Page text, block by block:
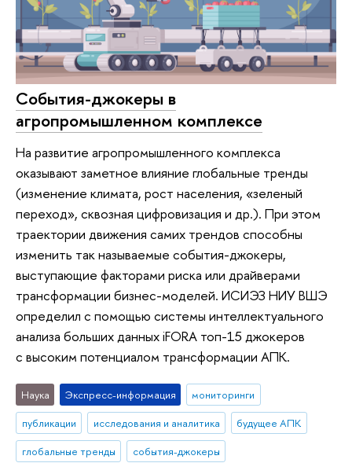
События-джокеры в
агропромышленном комплексе
На развитие агропромышленного комплекса
оказывают заметное влияние глобальные тренды
(изменение климата, рост населения, «зеленый
переход», сквозная цифровизация и др.). При этом
траектории движения самих трендов способны
изменить так называемые события-джокеры,
выступающие факторами риска или драйверами
трансформации бизнес-моделей. ИСИЭЗ НИУ ВШЭ
определил с помощью системы интеллектуального
анализа больших данных iFORA топ-15 джокеров
с высоким потенциалом трансформации АПК.
Наука Экспресс-информация
мониторинги
публикации
исследования и аналитика
будущее АПК
глобальные тренды
события-джокеры